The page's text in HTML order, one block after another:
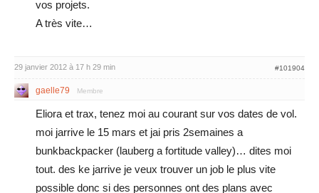
vos projets.
A très vite…
29 janvier 2012 à 17 h 29 min #101904
gaelle79 Membre
Eliora et trax, tenez moi au courant sur vos dates de vol.
moi jarrive le 15 mars et jai pris 2semaines a
bunkbackpacker (lauberg a fortitude valley)… dites moi
tout. des ke jarrive je veux trouver un job le plus vite
possible donc si des personnes ont des plans avec